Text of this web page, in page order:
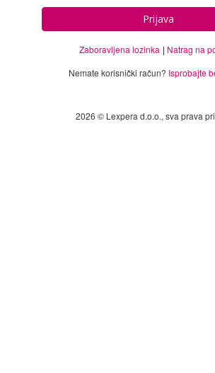
Prijava
Zaboravljena lozinka
Natrag na
Nemate korisnički račun? Isprobajte
2026 © Lexpera d.o.o., sva prava